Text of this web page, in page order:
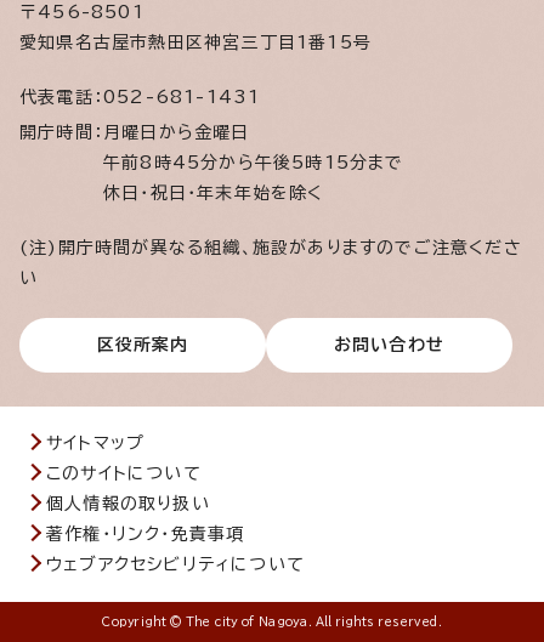
〒456-8501
愛知県名古屋市熱田区神宮三丁目1番15号
代表電話： 052-681-1431
開庁時間： 月曜日から金曜日
午前8時45分から午後5時15分まで
休日・祝日・年末年始を除く
(注)開庁時間が異なる組織、施設がありますのでご注意くださ
い
区役所案内 お問い合わせ
サイトマップ
このサイトについて
個人情報の取り扱い
著作権・リンク・免責事項
ウェブアクセシビリティについて
Copyright © The city of Nagoya. All rights reserved.